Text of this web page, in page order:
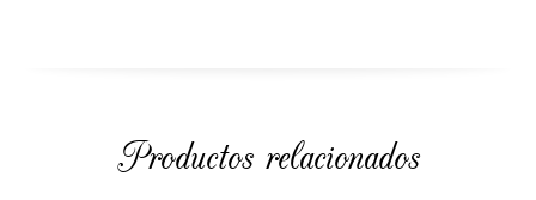
Productos relacionados